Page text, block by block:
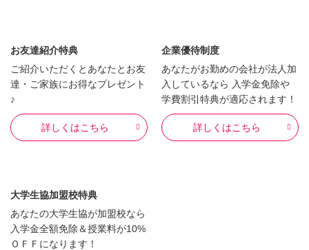
お友達紹介特典
ご紹介いただくとあなたとお友
達・ご家族にお得なプレゼント
♪
詳しくはこちら
企業優待制度
あなたがお勤めの会社が法人加
入しているなら 入学金免除や
学費割引特典が適応されます！
詳しくはこちら
大学生協加盟校特典
あなたの大学生協が加盟校なら
入学金全額免除＆授業料が10%
ＯＦＦになります！